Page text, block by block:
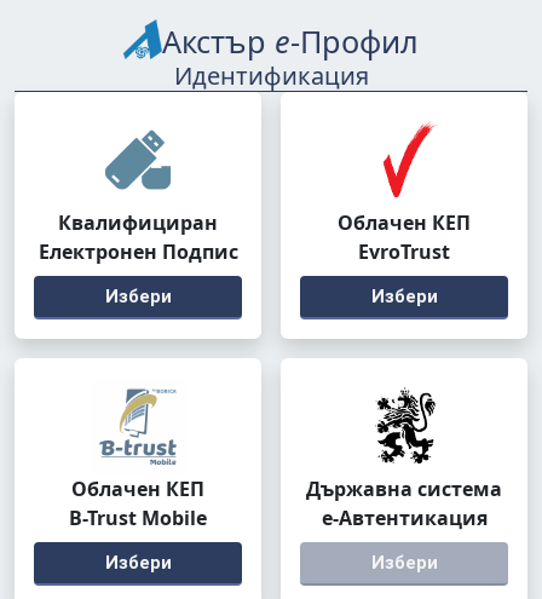
Акстър е-Профил
Идентификация
Квалифициран
Електронен Подпис
Избери
Облачен КЕП
EvroTrust
Избери
Облачен КЕП
B-Trust Mobile
Избери
Държавна система
е-Автентикация
Избери